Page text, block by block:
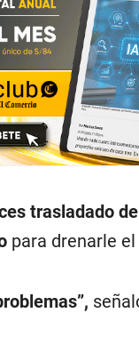
trasladado
para drenarle el